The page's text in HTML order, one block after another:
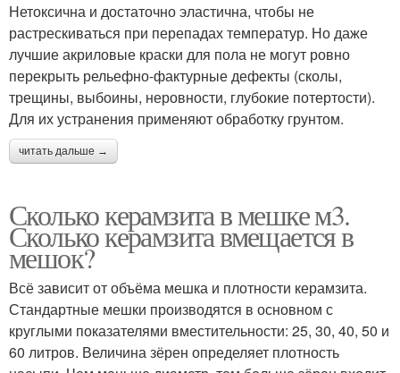
Нетоксична и достаточно эластична, чтобы не
растрескиваться при перепадах температур. Но даже
лучшие акриловые краски для пола не могут ровно
перекрыть рельефно-фактурные дефекты (сколы,
трещины, выбоины, неровности, глубокие потертости).
Для их устранения применяют обработку грунтом.
читать дальше →
Сколько керамзита в мешке м3.
Сколько керамзита вмещается в
мешок?
Всё зависит от объёма мешка и плотности керамзита.
Стандартные мешки производятся в основном с
круглыми показателями вместительности: 25, 30, 40, 50 и
60 литров. Величина зёрен определяет плотность